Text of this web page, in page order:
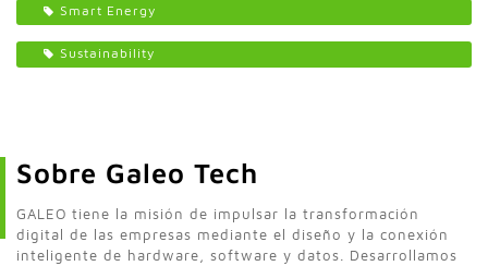
Smart Energy
Sustainability
Sobre Galeo Tech
GALEO tiene la misión de impulsar la transformación
digital de las empresas mediante el diseño y la conexión
inteligente de hardware, software y datos. Desarrollamos